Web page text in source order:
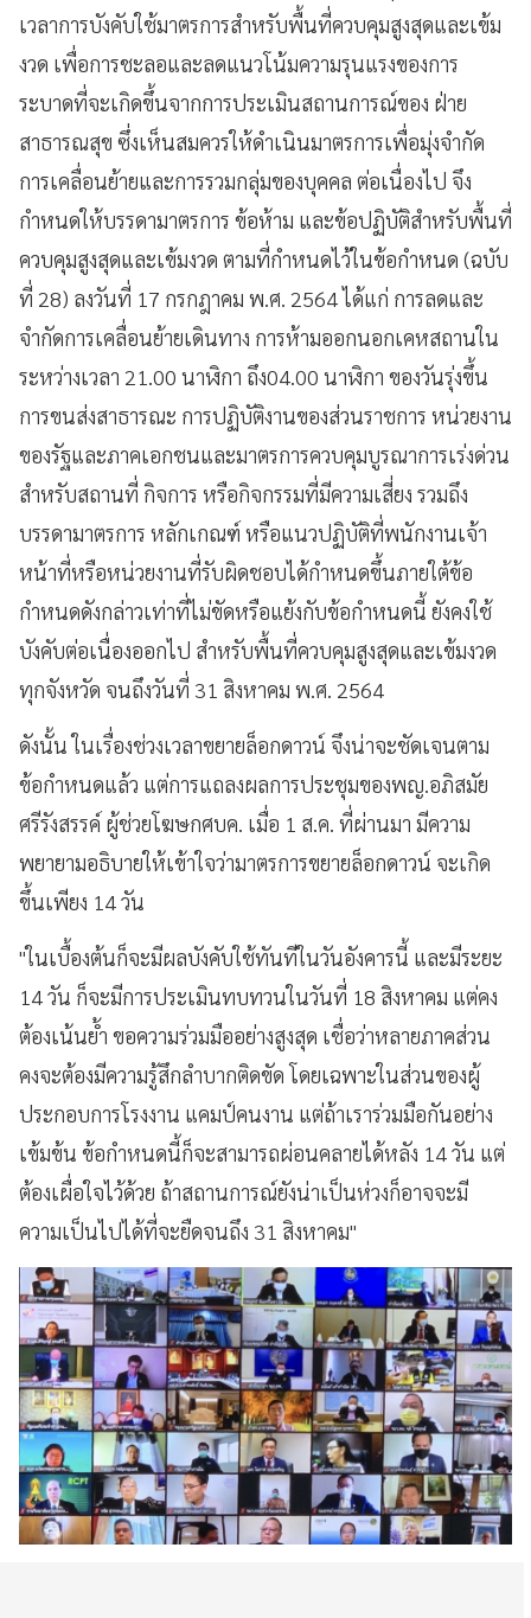
เวลาการบังคับใช้มาตรการสำหรับพื้นที่ควบคุมสูงสุดและเข้ม
งวด เพื่อการชะลอและลดแนวโน้มความรุนแรงของการ
ระบาดที่จะเกิดขึ้นจากการประเมินสถานการณ์ของ ฝ่าย
สาธารณสุข ซึ่งเห็นสมควรให้ดำเนินมาตรการเพื่อมุ่งจำกัด
การเคลื่อนย้ายและการรวมกลุ่มของบุคคล ต่อเนื่องไป จึง
กำหนดให้บรรดามาตรการ ข้อห้าม และข้อปฏิบัติสำหรับพื้นที่
ควบคุมสูงสุดและเข้มงวด ตามที่กำหนดไว้ในข้อกำหนด (ฉบับ
ที่ 28) ลงวันที่ 17 กรกฎาคม พ.ศ. 2564ได้แก่ การลดและ
จำกัดการเคลื่อนย้ายเดินทาง การห้ามออกนอกเคหสถานใน
ระหว่างเวลา 21.00 นาฬิกา ถึง04.00 นาฬิกา ของวันรุ่งขึ้น
การขนส่งสาธารณะ การปฏิบัติงานของส่วนราชการ หน่วยงาน
ของรัฐและภาคเอกชนและมาตรการควบคุมบูรณาการเร่งด่วน
สำหรับสถานที่ กิจการ หรือกิจกรรมที่มีความเสี่ยง รวมถึง
บรรดามาตรการ หลักเกณฑ์ หรือแนวปฏิบัติที่พนักงานเจ้า
หน้าที่หรือหน่วยงานที่รับผิดชอบได้กำหนดขึ้นภายใต้ข้อ
กำหนดดังกล่าวเท่าที่ไม่ขัดหรือแย้งกับข้อกำหนดนี้ ยังคงใช้
บังคับต่อเนื่องออกไป สำหรับพื้นที่ควบคุมสูงสุดและเข้มงวด
ทุกจังหวัด จนถึงวันที่ 31 สิงหาคม พ.ศ. 2564
ดังนั้น ในเรื่องช่วงเวลาขยายล็อกดาวน์ จึงน่าจะชัดเจนตาม
ข้อกำหนดแล้ว แต่การแถลงผลการประชุมของพญ.อภิสมัย
ศรีรังสรรค์ ผู้ช่วยโฆษกศบค. เมื่อ 1 ส.ค. ที่ผ่านมา มีความ
พยายามอธิบายให้เข้าใจว่ามาตรการขยายล็อกดาวน์ จะเกิด
ขึ้นเพียง 14วัน
"ในเบื้องต้นก็จะมีผลบังคับใช้ทันทีในวันอังคารนี้ และมีระยะ
14วัน ก็จะมีการประเมินทบทวนในวันที่ 18 สิงหาคม แต่คง
ต้องเน้นย้ำ ขอความร่วมมืออย่างสูงสุด เชื่อว่าหลายภาคส่วน
คงจะต้องมีความรู้สึกลำบากติดขัด โดยเฉพาะในส่วนของผู้
ประกอบการโรงงาน แคมป์คนงาน แต่ถ้าเราร่วมมือกันอย่าง
เข้มข้น ข้อกำหนดนี้ก็จะสามารถผ่อนคลายได้หลัง 14วัน แต่
ต้องเผื่อใจไว้ด้วย ถ้าสถานการณ์ยังน่าเป็นห่วงก็อาจจะมี
ความเป็นไปได้ที่จะยืดจนถึง 31 สิงหาคม"